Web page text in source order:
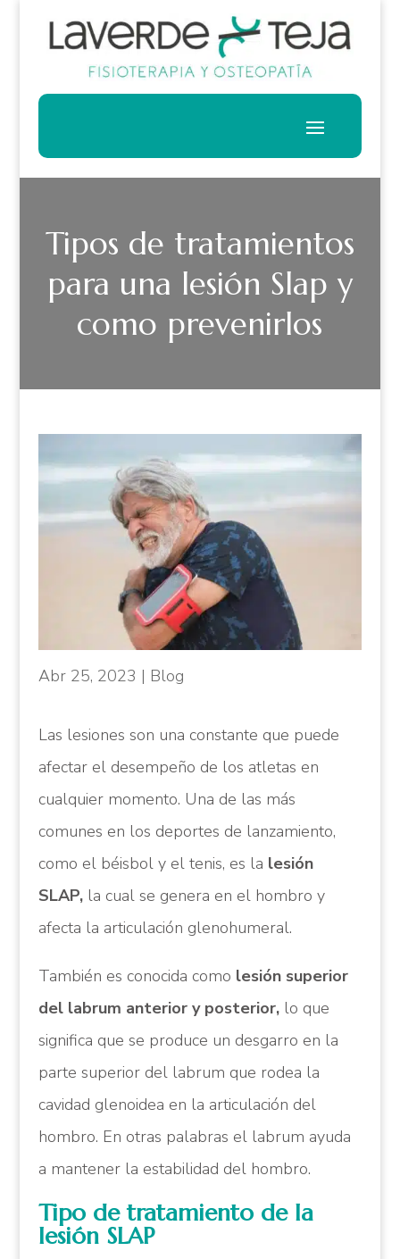
Tipos de tratamientos
para una lesión Slap y
como prevenirlos
Abr 25, 2023 | Blog
Las lesiones son una constante que puede
afectar el desempeño de los atletas en
cualquier momento. Una de las más
comunes en los deportes de lanzamiento,
como el béisbol y el tenis, es la lesión
SLAP, la cual se genera en el hombro y
afecta la articulación glenohumeral.
También es conocida como lesión superior
del labrum anterior y posterior,lo que
significa que se produce un desgarro en la
parte superior del labrum que rodea la
cavidad glenoidea en la articulación del
hombro. En otras palabras el labrum ayuda
a mantener la estabilidad del hombro.
Tipo de tratamiento de la
lesión SLAP